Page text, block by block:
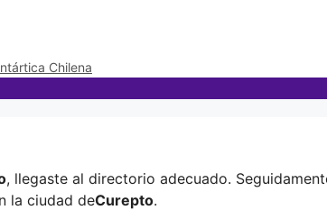
Chilena
, llegaste al directorio adecuado.
la ciudad deCurepto.